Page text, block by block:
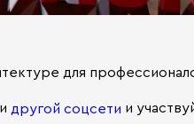
для
и другой соцсети и